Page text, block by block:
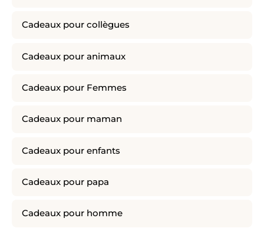
Cadeaux pour collègues
Cadeaux pour animaux
Cadeaux pour Femmes
Cadeaux pour maman
Cadeaux pour enfants
Cadeaux pour papa
Cadeaux pour homme